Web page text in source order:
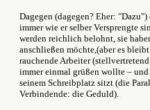
Dagegen (dagegen? Eher:
immer wie er selber Versprengte
werden reichlich belohnt, sie
anschließen möchte,(aber es
rauchende Arbeiter
immer einmal grüßen wollte –
seinem Schreibplatz sitzt (die
Verbindende: die Geduld).